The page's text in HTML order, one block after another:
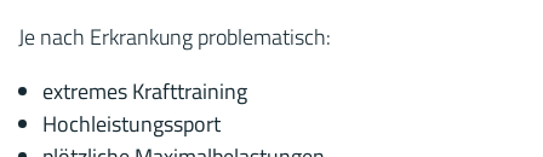
Je nach Erkrankung problematisch:
extremes Krafttraining
Hochleistungssport